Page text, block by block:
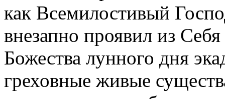
как Всемилостивый
внезапно проявил из
Божества лунного дня
греховные живые